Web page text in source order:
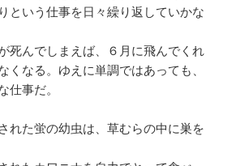
という仕事を日々繰り返していかな
死んでしまえば、６月に飛んでくれ
くなる。ゆえに単調ではあっても、
仕事だ。
れた蛍の幼虫は、草むらの中に巣を